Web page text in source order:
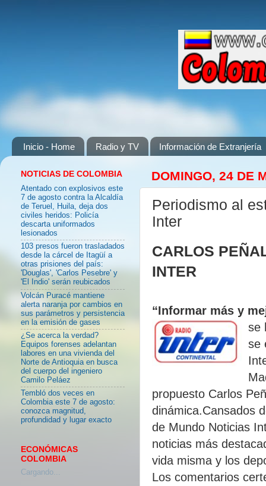
Inicio - Home Radio y TV Información de Extranjería
DOMINGO, 24 DE
Periodismo al
Inter
CARLOS
INTER
“Informar más y
se
se
propuesto Carlos
dinámica.Cansados
de Mundo Noticias
noticias más
vida misma y los
Los comentarios
NOTICIAS DE COLOMBIA
Atentado con explosivos este
7 de agosto contra la Alcaldía
de Teruel, Huila, deja dos
civiles heridos: Policía
descarta uniformados
lesionados
103 presos fueron trasladados
desde la cárcel de Itagüí a
otras prisiones del país:
'Douglas', 'Carlos Pesebre' y
'El Indio' serán reubicados
Volcán Puracé mantiene
alerta naranja por cambios en
sus parámetros y persistencia
en la emisión de gases
¿Se acerca la verdad?
Equipos forenses adelantan
labores en una vivienda del
Norte de Antioquia en busca
del cuerpo del ingeniero
Camilo Peláez
Tembló dos veces en
Colombia este 7 de agosto:
conozca magnitud,
profundidad y lugar exacto
ECONÓMICAS
COLOMBIA
Cargando...